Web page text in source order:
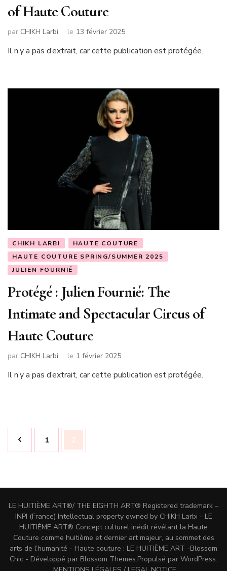
of Haute Couture
par CHIKH Larbi le 13 février 2025
Il n’y a pas d’extrait, car cette publication est protégée.
CHIKH LARBI
HAUTE COUTURE
HAUTE COUTURE SPRING/SUMMER 2025
JULIEN FOURNIÉ
Protégé : Julien Fournié: The
Intimate and Spectacular Circus of
Haute Couture
par CHIKH Larbi le 1 février 2025
Il n’y a pas d’extrait, car cette publication est protégée.
Pagination
des
Page
1 Page
2
LE HUITIÈME ART®/ THE EIGHTH ART® Registered trademark –
INPI (France) Intellectual property owned by CHIKH Larbi - LE
HUITIÈME ART® Concept culturel inédit révélant la Haute
Couture comme huitième et dernier art majeur, au sommet des
arts de l’humanité - Haute couture : LE HUITIÈME ART -Blossom
Chic - Développé par Blossom Themes.Propulsé par WordPress.